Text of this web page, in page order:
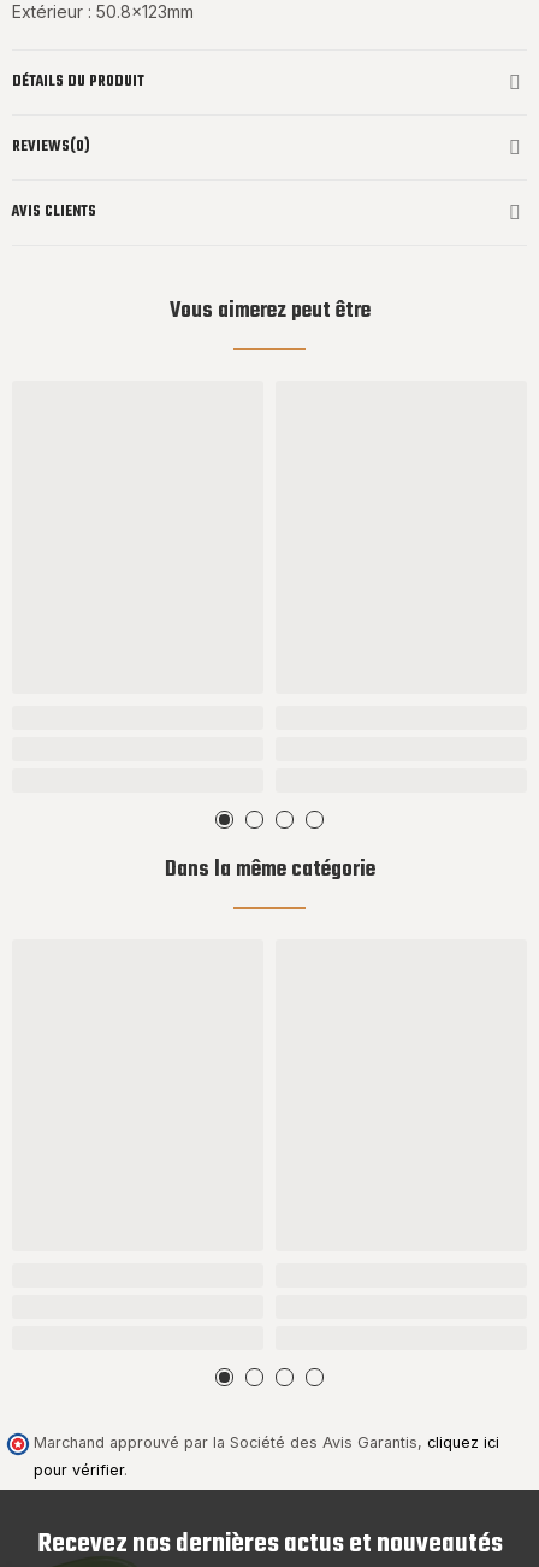
Extérieur : 50.8x123mm
DÉTAILS DU PRODUIT
REVIEWS(0)
AVIS CLIENTS
Vous aimerez peut être
Dans la même catégorie
Marchand approuvé par la Société des Avis Garantis, cliquez ici
pour vérifier.
Recevez nos dernières actus et nouveautés